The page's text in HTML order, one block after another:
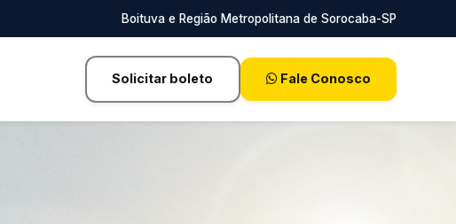
Boituva e Região Metropolitana de Sorocaba-SP
Solicitar boleto Fale Conosco